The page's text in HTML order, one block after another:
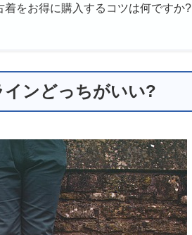
着をお得に購入するコツは何ですか?
インどっちがいい?